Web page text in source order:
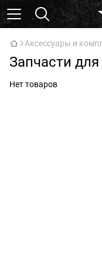
Аксессуары и
Запчасти
Нет товаров